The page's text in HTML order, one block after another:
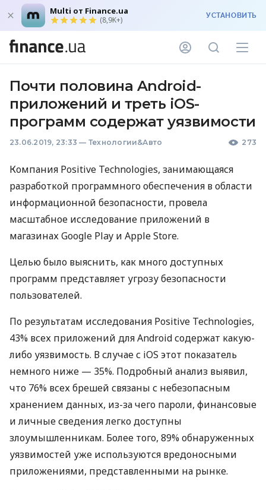
Multi от Finance.ua
(8,9K+) УСТАНОВИТЬ
Почти половина Android-
приложений и треть iOS-
программ содержат уязвимости
23.06.2019, 23:33 — Технологии&Авто 273
Компания Positive Technologies, занимающаяся
разработкой программного обеспечения в области
информационной безопасности, провела
масштабное исследование приложений в
магазинах Google Play и Apple Store.
Целью было выяснить, как много доступных
программ представляет угрозу безопасности
пользователей.
По результатам исследования Positive Technologies,
43% всех приложений для Android содержат какую-
либо уязвимость. В случае с iOS этот показатель
немного ниже — 35%. Подробный анализ выявил,
что 76% всех брешей связаны с небезопасным
хранением данных, из-за чего пароли, финансовые
и личные сведения легко доступны
злоумышленникам. Более того, 89% обнаруженных
уязвимостей уже используются вредоносными
приложениями, представленными на рынке.